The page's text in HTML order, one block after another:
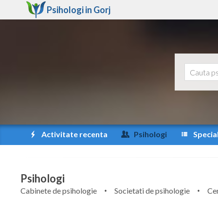
Psihologi in Gorj
Activitate recenta Psihologi
Psihologi
Cabinete de psihologie Societati de psihologie